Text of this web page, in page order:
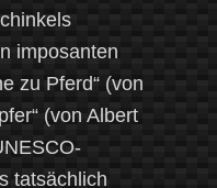
imposanten
zu Pferd“ (von
(von Albert
tatsächlich